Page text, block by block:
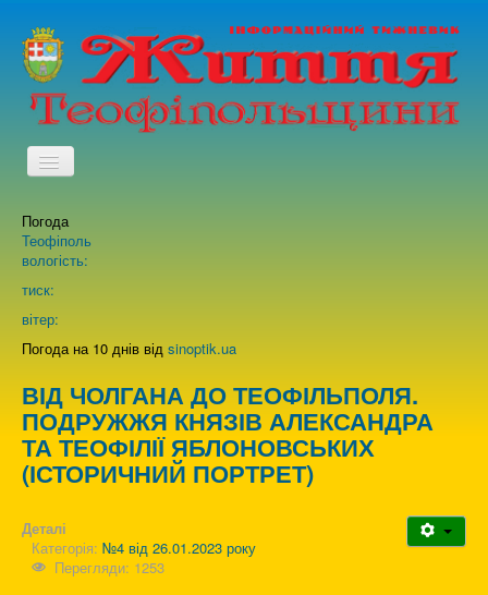
TPL_PROTOSTAR_TOGGLE_MENU
Про нас
Зворотній зв'язок
Погода
Теофіполь
вологість:
тиск:
вітер:
Погода на 10 днів від sinoptik.ua
ВІД ЧОЛГАНА ДО ТЕОФІЛЬПОЛЯ.
ПОДРУЖЖЯ КНЯЗІВ АЛЕКСАНДРА
ТА ТЕОФІЛІЇ ЯБЛОНОВСЬКИХ
(ІСТОРИЧНИЙ ПОРТРЕТ)
Деталі
Категорія: №4 від 26.01.2023 року
Перегляди: 1253